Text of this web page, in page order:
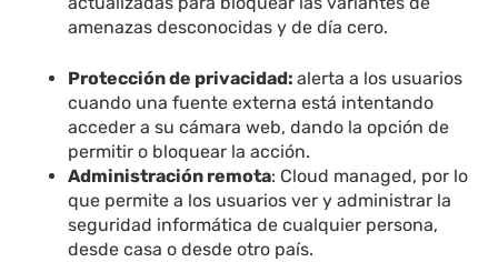
amenazas desconocidas y de día cero.
Protección de privacidad:alerta a los usuarios
cuando una fuente externa está intentando
acceder a su cámara web, dando la opción de
permitir o bloquear la acción.
Administración remota: Cloud managed, por lo
que permite a los usuarios ver y administrar la
seguridad informática de cualquier persona,
desde casa o desde otro país.